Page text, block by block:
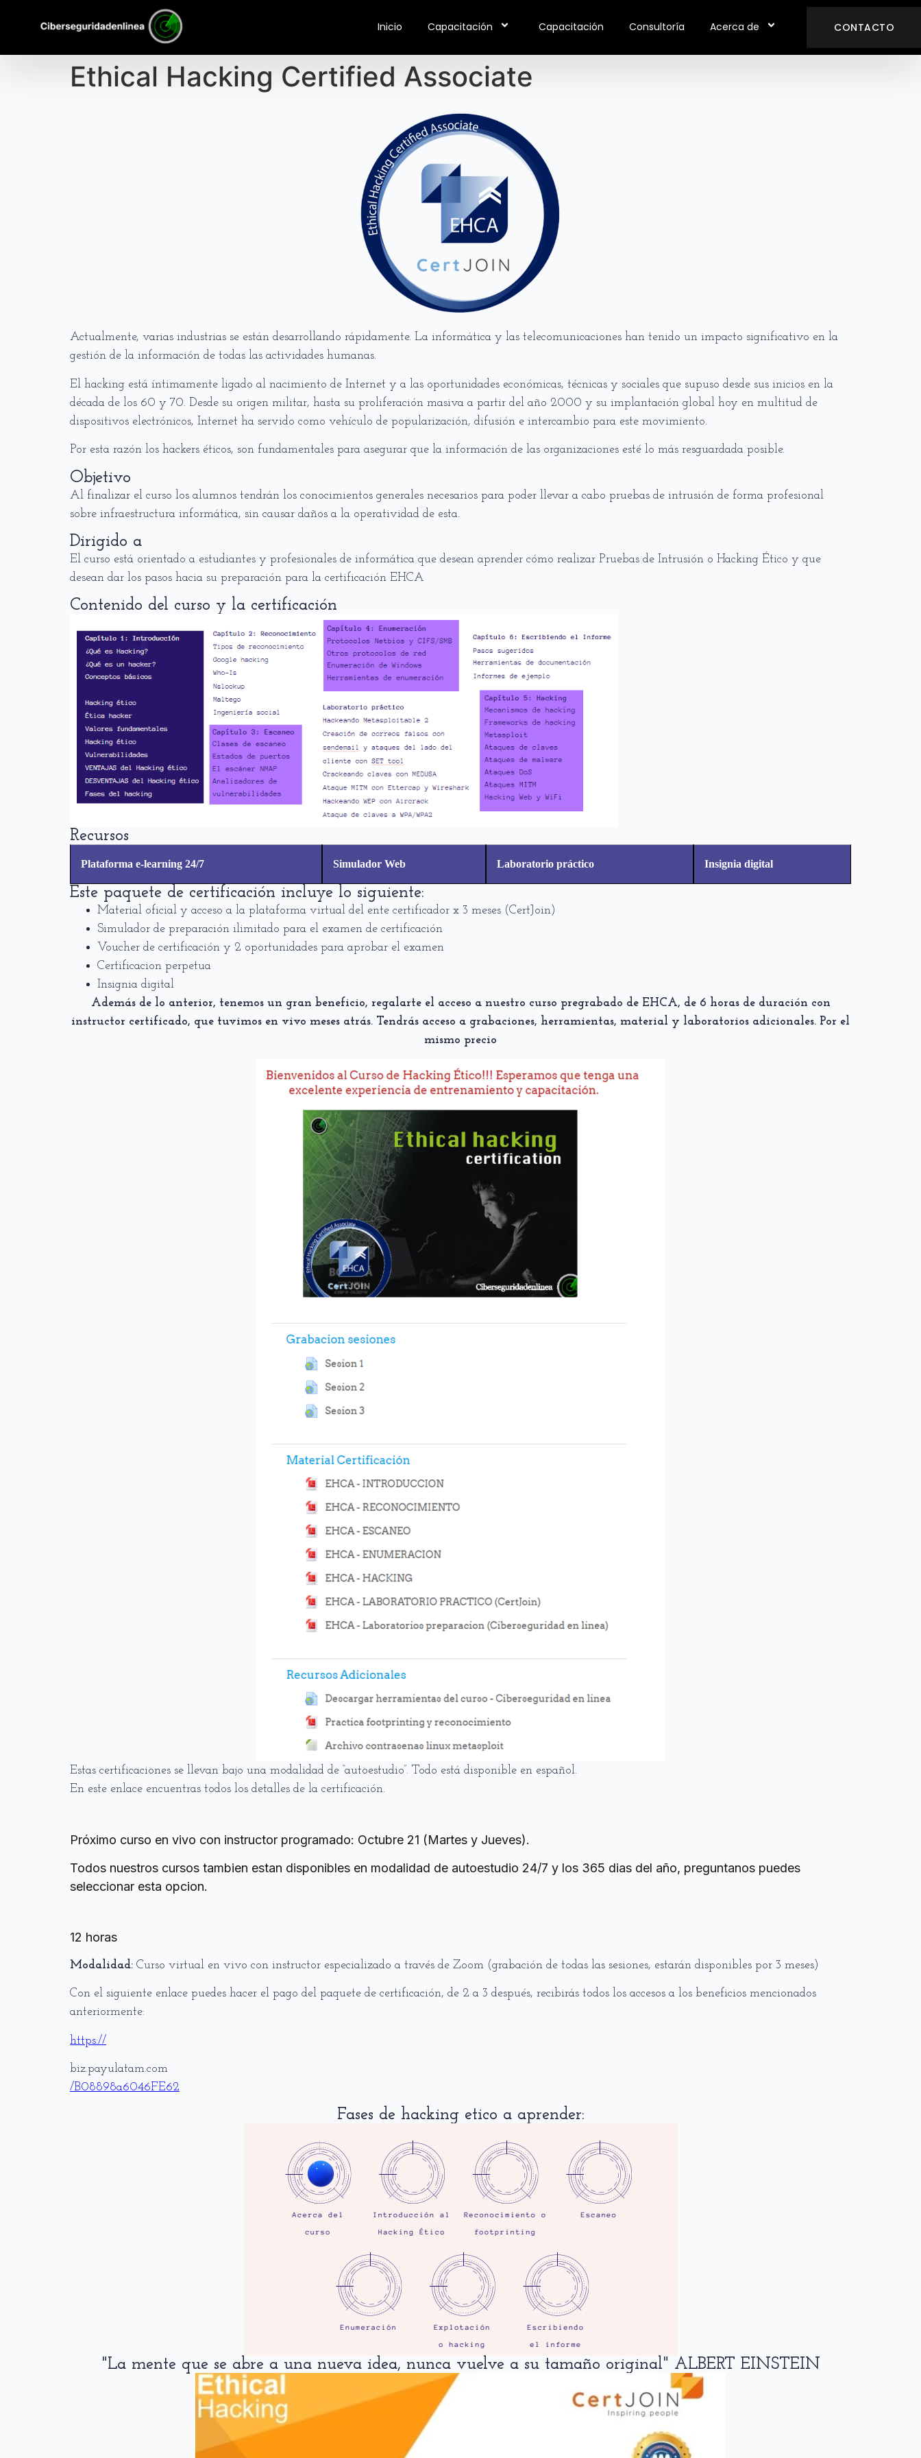
Inicio Capacitación Capacitación Consultoría Acerca de CONTACTO
Ethical Hacking Certified Associate
Actualmente, varias industrias se están desarrollando rápidamente. La informática y las telecomunicaciones han tenido un impacto significativo en la
gestión de la información de todas las actividades humanas.
El hacking está íntimamente ligado al nacimiento de Internet y a las oportunidades económicas, técnicas y sociales que supuso desde sus inicios en la
década de los 60 y 70. Desde su origen militar, hasta su proliferación masiva a partir del año 2000 y su implantación global hoy en multitud de
dispositivos electrónicos, Internet ha servido como vehículo de popularización, difusión e intercambio para este movimiento.
Por esta razón los hackers éticos, son fundamentales para asegurar que la información de las organizaciones esté lo más resguardada posible.
Objetivo
Al finalizar el curso los alumnos tendrán los conocimientos generales necesarios para poder llevar a cabo pruebas de intrusión de forma profesional
sobre infraestructura informática, sin causar daños a la operatividad de esta.
Dirigido a
El curso está orientado a estudiantes y profesionales de informática que desean aprender cómo realizar Pruebas de Intrusión o Hacking Ético y que
desean dar los pasos hacia su preparación para la certificación EHCA
Contenido del curso y la certificación
Recursos
Plataforma e-learning 24/7 Simulador Web Laboratorio práctico Insignia digital
Este paquete de certificación incluye lo siguiente:
Material oficial y acceso a la plataforma virtual del ente certificador x 3 meses (CertJoin)
Simulador de preparación ilimitado para el examen de certificación
Voucher de certificación y 2 oportunidades para aprobar el examen
Certificacion perpetua
Insignia digital
Además de lo anterior, tenemos un gran beneficio, regalarte el acceso a nuestro curso pregrabado de EHCA, de 6 horas de duración con
instructor certificado, que tuvimos en vivo meses atrás. Tendrás acceso a grabaciones, herramientas, material y laboratorios adicionales. Por el
mismo precio
Estas certificaciones se llevan bajo una modalidad de “autoestudio”. Todo está disponible en español.
En este enlace encuentras todos los detalles de la certificación.
Próximo curso en vivo con instructor programado: Octubre 21 (Martes y Jueves).
Todos nuestros cursos tambien estan disponibles en modalidad de autoestudio 24/7 y los 365 dias del año, preguntanos puedes
seleccionar esta opcion.
12 horas
Modalidad: Curso virtual en vivo con instructor especializado a través de Zoom (grabación de todas las sesiones, estarán disponibles por 3 meses)
Con el siguiente enlace puedes hacer el pago del paquete de certificación, de 2 a 3 después, recibirás todos los accesos a los beneficios mencionados
anteriormente:
https://
biz.payulatam.com
/B08898a6046FE62
Fases de hacking etico a aprender:
"La mente que se abre a una nueva idea, nunca vuelve a su tamaño original" ALBERT EINSTEIN